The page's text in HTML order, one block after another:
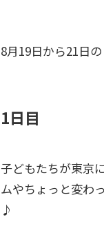
8月19日から21日
1日目
子どもたちが東京
ムやちょっと変わ
♪